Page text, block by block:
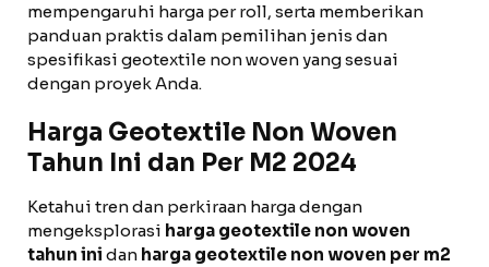
mempengaruhi harga per roll, serta memberikan
panduan praktis dalam pemilihan jenis dan
spesifikasi geotextile non woven yang sesuai
dengan proyek Anda.
Harga Geotextile Non Woven
Tahun Ini dan Per M2 2024
Ketahui tren dan perkiraan harga dengan
mengeksplorasi harga geotextile non woven
tahun ini dan harga geotextile non woven per m2